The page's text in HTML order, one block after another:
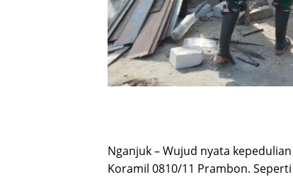
Nganjuk – Wujud nyata
Koramil 0810/11 Prambon.